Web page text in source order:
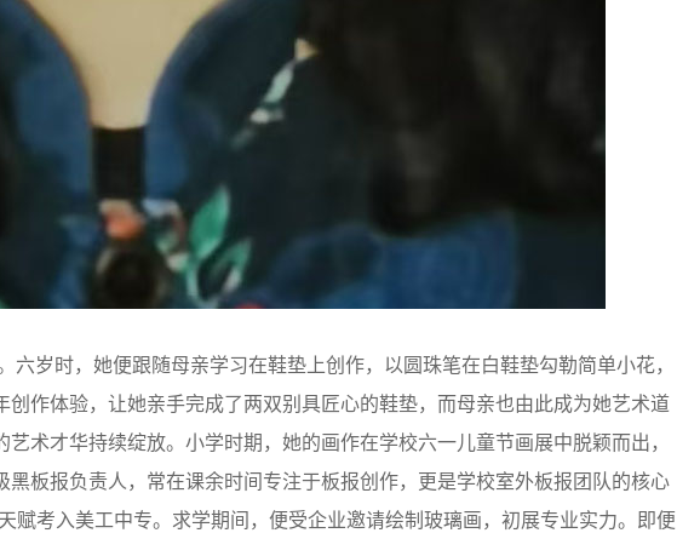
岁时，她便跟随母亲学习在鞋垫上创作，以圆珠笔在白鞋垫勾勒简单小花，
作体验，让她亲手完成了两双别具匠心的鞋垫，而母亲也由此成为她艺术道
术才华持续绽放。小学时期，她的画作在学校六一儿童节画展中脱颖而出，
板报负责人，常在课余时间专注于板报创作，更是学校室外板报团队的核心
赋考入美工中专。求学期间，便受企业邀请绘制玻璃画，初展专业实力。即便